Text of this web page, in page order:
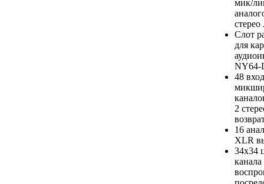
мик/
Слот
для
NY64-
48
2
16
XLR
34х34